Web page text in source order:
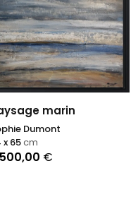
marin
Dumont
€
x 65cm